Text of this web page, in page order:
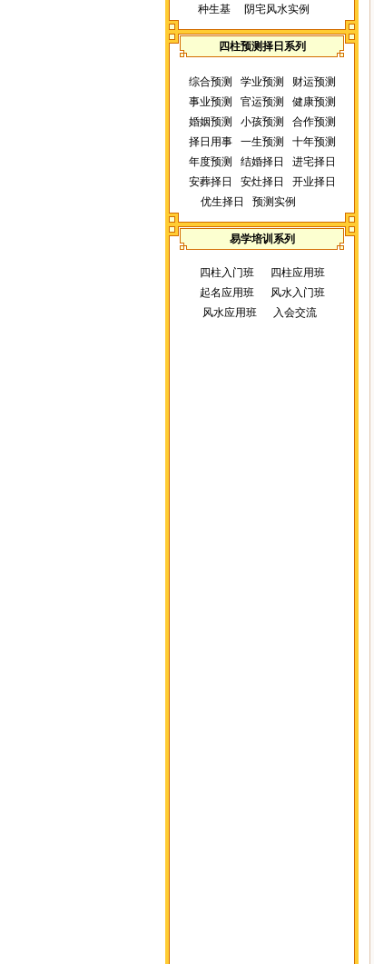
种生基
阴宅风水实例
四柱预测择日系列
综合预测 学业预测
财运预测
事业预测
官运预测
健康预测
婚姻预测
小孩预测
合作预测
择日用事
一生预测
十年预测
年度预测
结婚择日
进宅择日
安葬择日
安灶择日
开业择日
优生择日
预测实例
易学培训系列
四柱入门班
四柱应用班
起名应用班
风水入门班
风水应用班
入会交流